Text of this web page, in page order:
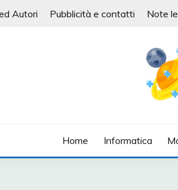
Autori Pubblicità e contatti Note
Home Informatica